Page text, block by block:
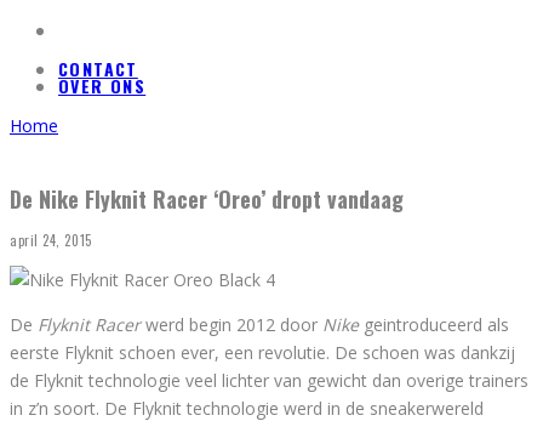
CONTACT
OVER ONS
Home
De Nike Flyknit Racer ‘Oreo’ dropt vandaag
april 24, 2015
De Flyknit Racerwerd begin 2012 door Nikegeintroduceerd als
eerste Flyknit schoen ever, een revolutie. De schoen was dankzij
de Flyknit technologie veel lichter van gewicht dan overige trainers
in z’n soort. De Flyknit technologie werd in de sneakerwereld